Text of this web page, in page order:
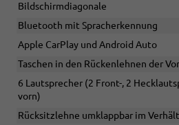
Bildschirmdiagonale
Bluetooth mit Spracherkennung
Apple CarPlay und Android Auto
Taschen in den Rückenlehnen der
6 Lautsprecher (2 Front-, 2
vorn)
Rücksitzlehne umklappbar im